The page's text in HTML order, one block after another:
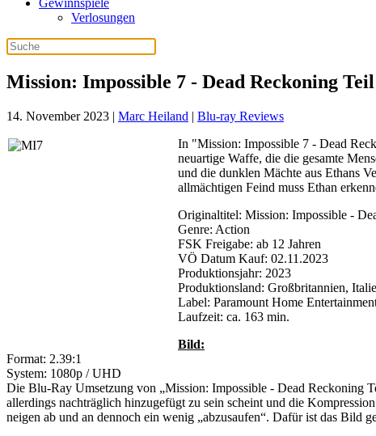
Gewinnspiele
Verlosungen
Mission: Impossible 7 - Dead Reckoning
14. November 2023 | Marc Heiland | Blu-ray Reviews
In "Mission: Impossible 7 - Dead
neuartige Waffe, die die gesamte
und die dunklen Mächte aus Ethans
allmächtigen Feind muss Ethan
Originaltitel: Mission: Impossible -
Genre: Action
FSK Freigabe: ab 12 Jahren
VÖ Datum Kauf: 02.11.2023
Produktionsjahr: 2023
Produktionsland: Großbritannien,
Label: Paramount Home
Laufzeit: ca. 163 min.
Bild:
Format: 2.39:1
System: 1080p / UHD
Die Blu-Ray Umsetzung von „Mission: Impossible - Dead Reckoning
allerdings nachträglich hinzugefügt zu sein scheint und die
neigen ab und an dennoch ein wenig „abzusaufen“. Dafür ist das Bild